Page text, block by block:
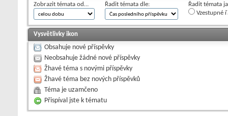
Zobrazit témata od… Řadit témata dle:
Řadit témata
Vzestupné
Vysvětlivky ikon
Obsahuje nové příspěvky
Neobsahuje žádné nové příspěvky
Žhavé téma s novými příspěvky
Žhavé téma bez nových příspěvků
Téma je uzamčeno
Přispíval jste k tématu